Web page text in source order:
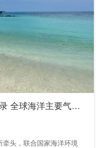
连续五年打破“最热”纪录 全球海洋主要气候指标还有这些新变化
头，联合国家海洋环境